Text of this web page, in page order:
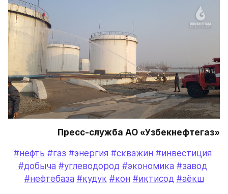
Пресс-служба АО «Узбекнефтегаз»
#нефть #газ #энергия #скважин #инвестиция
#добыча #углеводород #экономика #завод
#нефтебаза #қудуқ #кон #иқтисод #аёқш